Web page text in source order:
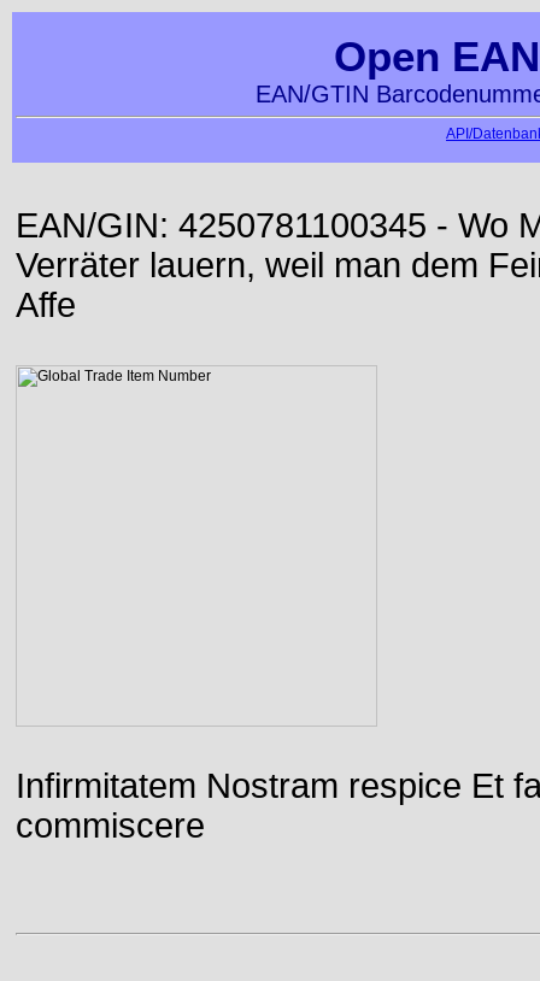
Open
EAN/GTIN
API/
EAN/GIN: 4250781100345 - Wo
Verräter lauern, weil man dem
Affe
Infirmitatem Nostram respice Et
commiscere